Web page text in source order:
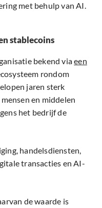
met behulp van AI.
stablecoins
bekend viaeen
rondom
jaren sterk
en middelen
het bedrijf de
handelsdiensten,
transacties en AI-
de waarde is